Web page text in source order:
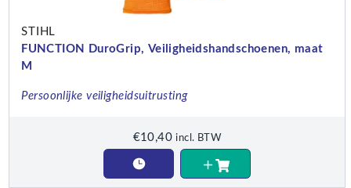
STIHL
FUNCTION DuroGrip, Veiligheidshandschoenen, maat
M
Persoonlijke veiligheidsuitrusting
€10,40 incl. BTW